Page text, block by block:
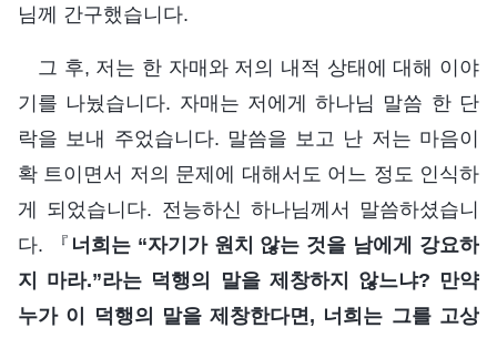
님께 간구했습니다.
그 후, 저는 한 자매와 저의 내적 상태에 대해 이야
기를 나눴습니다. 자매는 저에게 하나님 말씀 한 단
락을 보내 주었습니다. 말씀을 보고 난 저는 마음이
확 트이면서 저의 문제에 대해서도 어느 정도 인식하
게 되었습니다. 전능하신 하나님께서 말씀하셨습니
다. 『 너희는 “자기가 원치 않는 것을 남에게 강요하
지 마라.”라는 덕행의 말을 제창하지 않느냐? 만약
누가 이 덕행의 말을 제창한다면, 너희는 그를 고상